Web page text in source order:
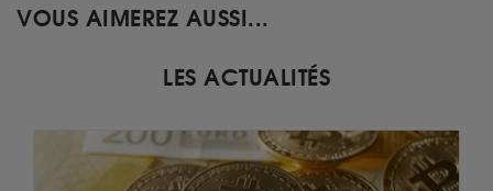
VOUS AIMEREZ AUSSI...
LES ACTUALITÉS